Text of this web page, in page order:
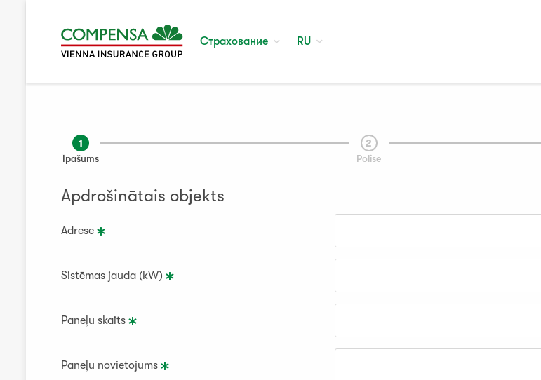
Страхование RU
1
Īpašums
2
Polise
Apdrošinātais objekts
Adrese
Sistēmas jauda (kW)
Paneļu skaits
Paneļu novietojums